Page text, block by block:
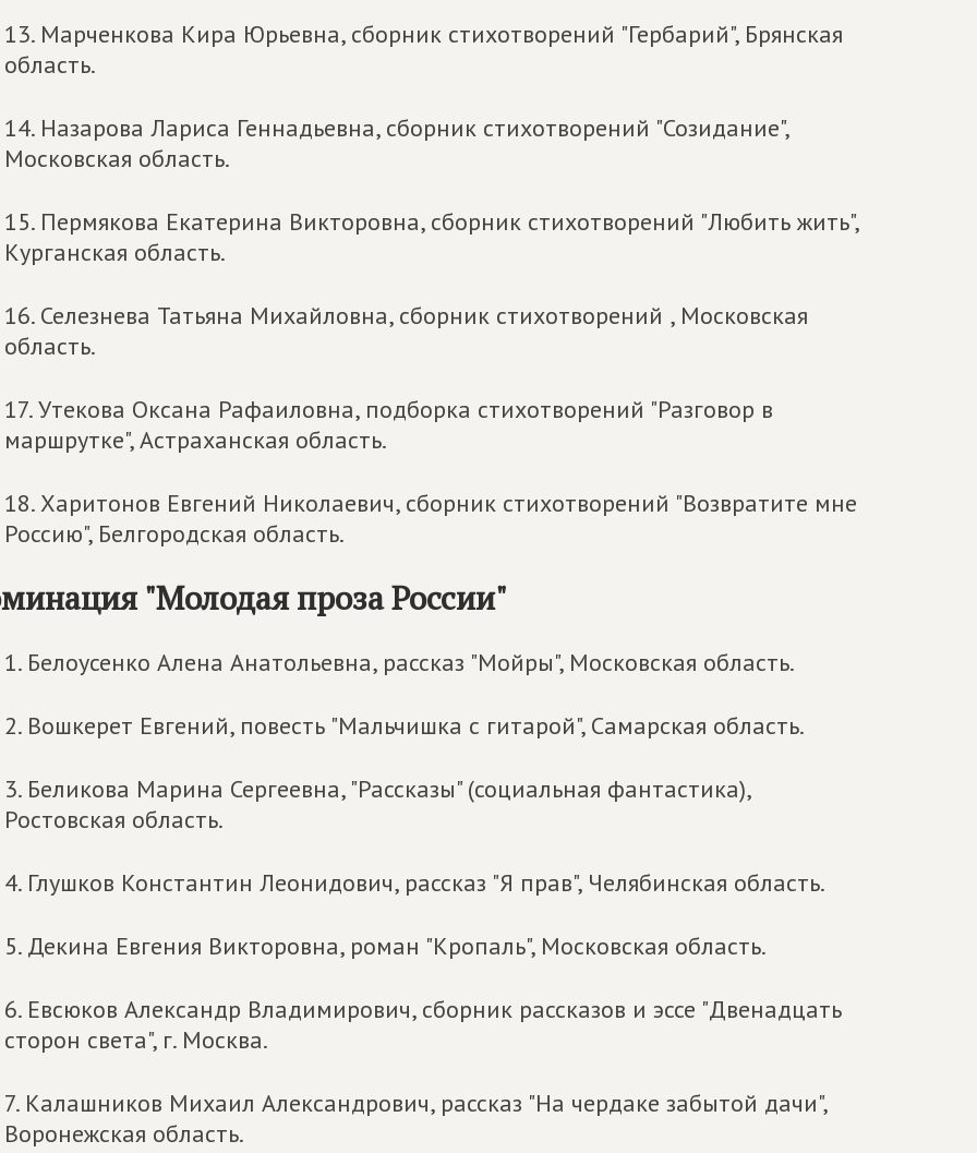
13. Марченкова Кира Юрьевна, сборник стихотворений "Гербарий", Брянская
область.
14. Назарова Лариса Геннадьевна, сборник стихотворений "Созидание",
Московская область.
15. Пермякова Екатерина Викторовна, сборник стихотворений "Любить жить",
Курганская область.
16. Селезнева Татьяна Михайловна, сборник стихотворений , Московская
область.
17. Утекова Оксана Рафаиловна, подборка стихотворений "Разговор в
маршрутке", Астраханская область.
18. Харитонов Евгений Николаевич, сборник стихотворений "Возвратите мне
Россию", Белгородская область.
"Молодая проза России"
1. Белоусенко Алена Анатольевна, рассказ "Мойры", Московская область.
2. Вошкерет Евгений, повесть "Мальчишка с гитарой", Самарская область.
3. Беликова Марина Сергеевна, "Рассказы" (социальная фантастика),
Ростовская область.
4. Глушков Константин Леонидович, рассказ "Я прав", Челябинская область.
5. Декина Евгения Викторовна, роман "Кропаль", Московская область.
6. Евсюков Александр Владимирович, сборник рассказов и эссе "Двенадцать
сторон света", г. Москва.
7. Калашников Михаил Александрович, рассказ "На чердаке забытой дачи",
Воронежская область.